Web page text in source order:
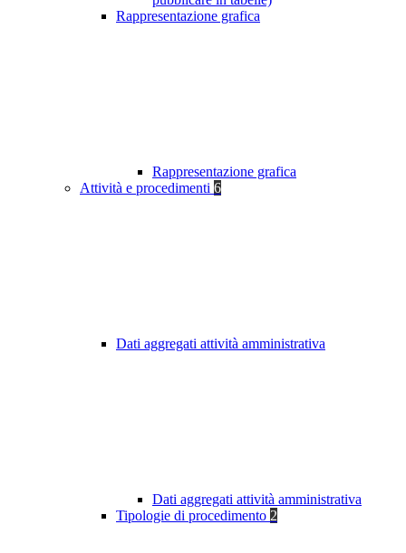
Rappresentazione grafica
Rappresentazione grafica
Attività e procedimenti 6
Dati aggregati attività amministrativa
Dati aggregati attività amministrativa
Tipologie di procedimento 2